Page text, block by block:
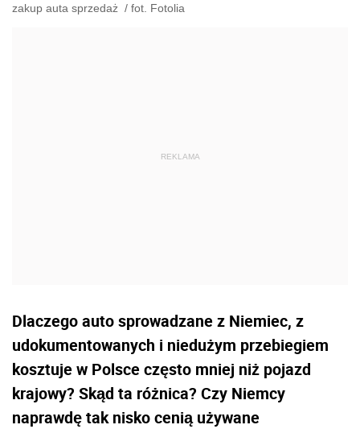
zakup auta sprzedaż / fot. Fotolia
Dlaczego auto sprowadzane z Niemiec, z
udokumentowanych i niedużym przebiegiem
kosztuje w Polsce często mniej niż pojazd
krajowy? Skąd ta różnica? Czy Niemcy
naprawdę tak nisko cenią używane